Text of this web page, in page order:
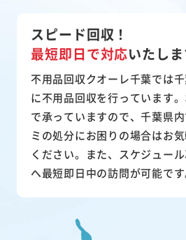
スピード回収！
最短即日で対応いたしま
不用品回収クオーレ千葉では
に不用品回収を行っています
で承っていますので、千葉県
ミの処分にお困りの場合はお
ください。また、スケジュー
へ最短即日中の訪問が可能です